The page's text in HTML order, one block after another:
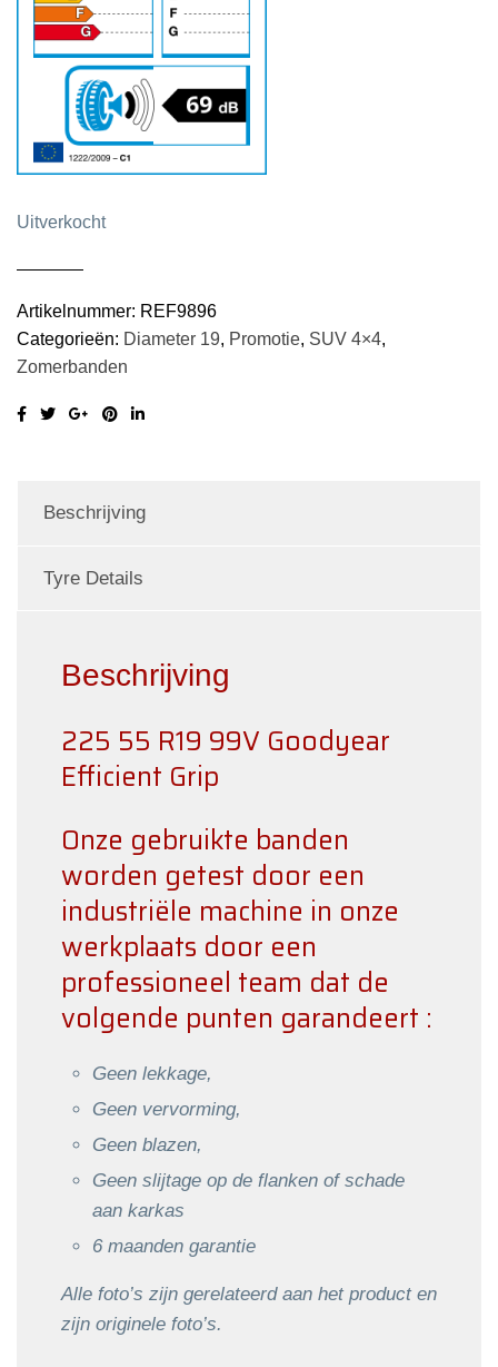
Uitverkocht
Artikelnummer: REF9896
Categorieën: Diameter 19, Promotie, SUV 4×4,
Zomerbanden
Beschrijving
Tyre Details
Beschrijving
225 55 R19 99V Goodyear
Efficient Grip
Onze gebruikte banden
worden getest door een
industriële machine in onze
werkplaats door een
professioneel team dat de
volgende punten garandeert :
Geen lekkage,
Geen vervorming,
Geen blazen,
Geen slijtage op de flanken of schade
aan karkas
6 maanden garantie
Alle foto’s zijn gerelateerd aan het product en
zijn originele foto’s.